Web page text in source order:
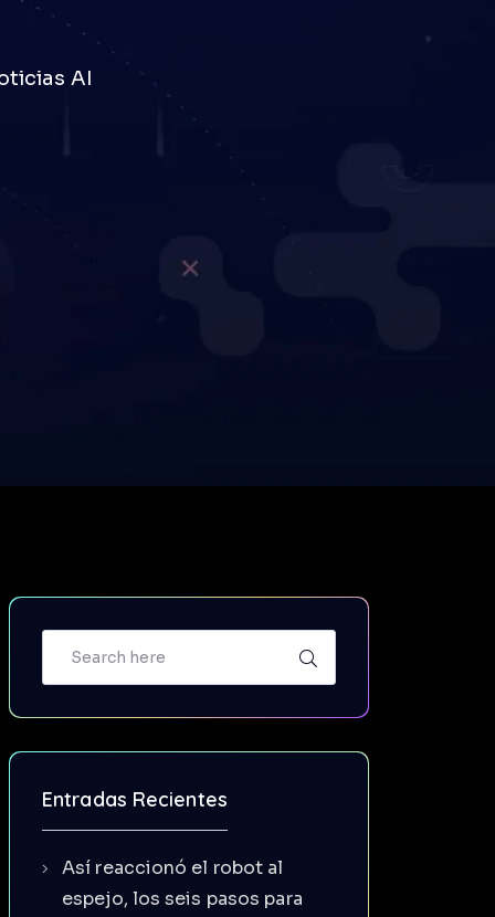
AI
Entradas Recientes
Así reaccionó el robot al
espejo, los seis pasos para